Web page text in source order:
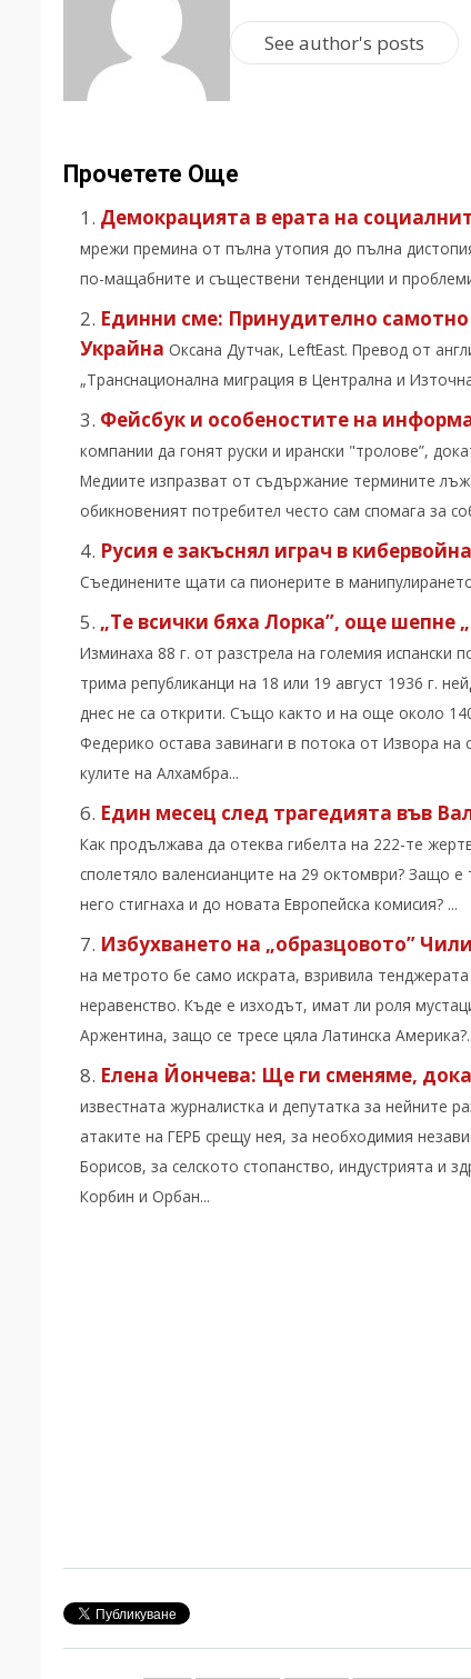
See author's posts
Прочетете Още
Демокрацията в ерата на
мрежи премина от пълна утопия до пълна
по-мащабните и съществени тенденции и
Единни сме: Принудително
Украйна Оксана Дутчак, LeftEast. Превод от
„Транснационална миграция в Централна и
Фейсбук и особеностите на
компании да гонят руски и ирански "тролове”,
Медиите изпразват от съдържание термините
обикновеният потребител често сам спомага за
Русия е закъснял играч в
Съединените щати са пионерите в
„Те всички бяха Лорка”, още шепне
Изминаха 88 г. от разстрела на големия испански
трима републиканци на 18 или 19 август 1936 г.
днес не са открити. Също както и на още около
Федерико остава завинаги в потока от Извора
кулите на Алхамбра...
Един месец след трагедията във
Как продължава да отеква гибелта на 222-те
сполетяло валенсианците на 29 октомври? Защо
него стигнаха и до новата Европейска комисия? ...
Избухването на „образцовото”
на метрото бе само искрата, взривила
неравенство. Къде е изходът, имат ли роля
Аржентина, защо се тресе цяла Латинска
Елена Йончева: Ще ги сменяме,
известната журналистка и депутатка за нейните
атаките на ГЕРБ срещу нея, за необходимия
Борисов, за селското стопанство, индустрията и
Корбин и Орбан...